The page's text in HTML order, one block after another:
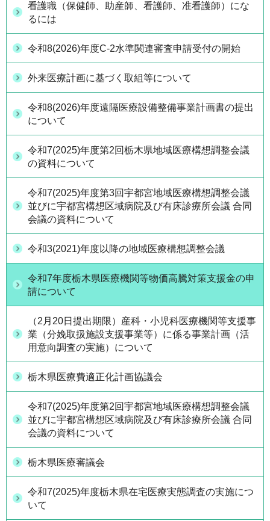
看護職（保健師、助産師、看護師、准看護師）にな
るには
令和8(2026)年度C-2水準関連審査申請受付の開始
外来医療計画に基づく取組等について
令和8(2026)年度遠隔医療設備整備事業計画書の提出
について
令和7(2025)年度第2回栃木県地域医療構想調整会議
の資料について
令和7(2025)年度第3回宇都宮地域医療構想調整会議
並びに宇都宮構想区域病院及び有床診療所会議 合同
会議の資料について
令和3(2021)年度以降の地域医療構想調整会議
令和7年度栃木県医療機関等物価高騰対策支援金の申
請について
（2月20日提出期限）産科・小児科医療機関等支援事
業（分娩取扱施設支援事業等）に係る事業計画（活
用意向調査の実施）について
栃木県医療費適正化計画協議会
令和7(2025)年度第2回宇都宮地域医療構想調整会議
並びに宇都宮構想区域病院及び有床診療所会議 合同
会議の資料について
栃木県医療審議会
令和7(2025)年度栃木県在宅医療実態調査の実施につ
いて